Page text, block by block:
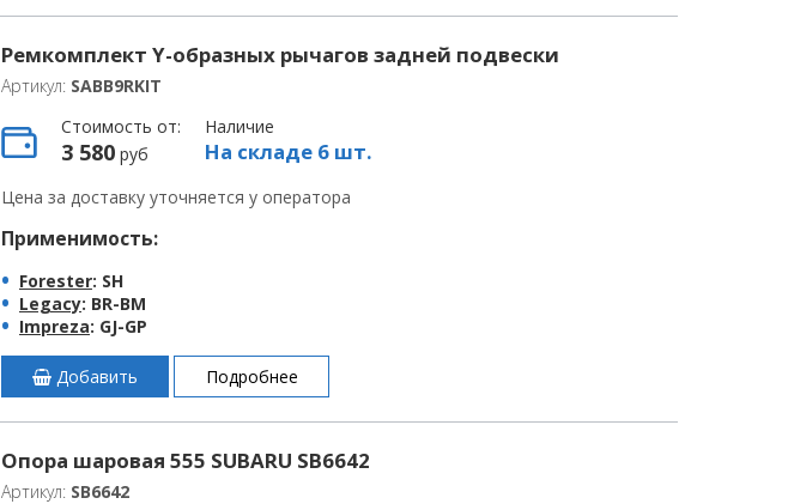
Ремкомплект Y-образных рычагов задней подвески
Артикул: SABB9RKIT
Стоимость от:
3 580руб
Наличие
На складе 6 шт.
Цена за доставку уточняется у оператора
Применимость:
Forester: SH
Legacy: BR-BM
Impreza: GJ-GP
Добавить Подробнее
Опора шаровая 555 SUBARU SB6642
Артикул: SB6642